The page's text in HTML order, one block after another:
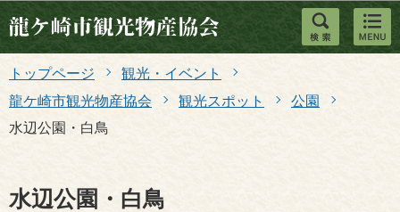
このページの本文へ移動
トップページ
観光・イベント
龍ケ崎市観光物産協会
観光スポット
公園
水辺公園・白鳥
水辺公園・白鳥